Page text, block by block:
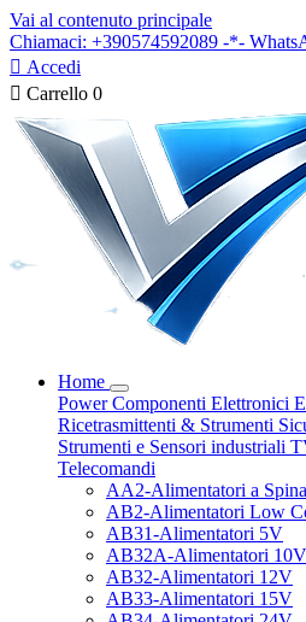
Vai al contenuto principale
Chiamaci: +390574592089 -*-
 Accedi
 Carrello 0
Home
PowerComponenti Elettronici
Ricetrasmittenti & Strumenti
Strumenti e Sensori industriali
Telecomandi
AA2-Alimentatori a Spina
AB2-Alimentatori Low
AB31-Alimentatori 5V
AB32A-Alimentatori 10V
AB32-Alimentatori 12V
AB33-Alimentatori 15V